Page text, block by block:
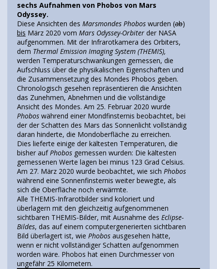
sechs Aufnahmen von Phobos von Mars
Odyssey.
Diese Ansichten des Marsmondes Phobos wurden (ab)
bis März 2020 vom Mars Odyssey-Orbiter der NASA
aufgenommen. Mit der Infrarotkamera des Orbiters,
dem Thermal Emission Imaging System (THEMIS),
werden Temperaturschwankungen gemessen, die
Aufschluss über die physikalischen Eigenschaften und
die Zusammensetzung des Mondes Phobos geben.
Chronologisch gesehen repräsentieren die Ansichten
das Zunehmen, Abnehmen und die vollständige
Ansicht des Mondes. Am 25. Februar 2020 wurde
Phobos während einer Mondfinsternis beobachtet, bei
der der Schatten des Mars das Sonnenlicht vollständig
daran hinderte, die Mondoberfläche zu erreichen.
Dies lieferte einige der kältesten Temperaturen, die
bisher aufPhobos gemessen wurden: Die kältesten
gemessenen Werte lagen bei minus 123 Grad Celsius.
Am 27. März 2020 wurde beobachtet, wie sich Phobos
während eine Sonnenfinsternis weiter bewegte, als
sich die Oberfläche noch erwärmte.
Alle THEMIS-Infrarotbilder sind koloriert und
überlagern mit den gleichzeitig aufgenommenen
sichtbaren THEMIS-Bilder, mit Ausnahme des Eclipse-
Bildes, das auf einem computergenerierten sichtbaren
Bild überlagert ist, wie Phobos ausgesehen hätte,
wenn er nicht vollständiger Schatten aufgenommen
worden wäre. Phobos hat einen Durchmesser von
ungefähr 25 Kilometern.